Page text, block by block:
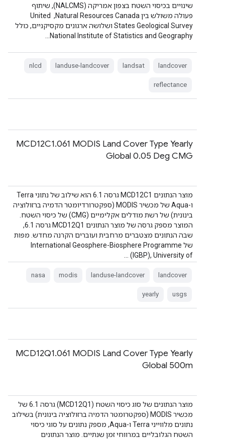
שינויים בכיסוי השטח בצפון אמריקה (NALCMS), שיתוף
פעולה משולש בין Natural Resources Canada, ‏ United
States Geological Survey ושלושה ארגונים מקסיקניים, כולל
National Institute of Statistics and Geography…
landcover
landsat
landuse-landcover
nlcd
reflectance
‫MCD12C1.061 MODIS Land Cover Type Yearly
Global 0.05 Deg CMG
מוצר הנתונים MCD12C1 גרסה 6.1 הוא שילוב של נתוני Terra
ו-Aqua של מכשיר MODIS (ספקטרורדיומטר הדמיה ברזולוציה
בינונית) של רשת מודלים אקלימיים (CMG) של כיסוי השטח.
המוצר מספק גרסה של מוצר הנתונים MCD12Q1 גרסה 6.1,
שבה הנתונים מצטברים מרחבית ועוברים הקרנה מחדש. מפות
של International Geosphere-Biosphere Programme
(IGBP), University of …
landcover
landuse-landcover
modis
nasa
usgs
yearly
‫MCD12Q1.061 MODIS Land Cover Type Yearly
Global 500m
מוצר הנתונים של סוג כיסוי השטח (MCD12Q1) גרסה 6.1 של
מכשיר MODIS (ספקטרומטר הדמיה ברזולוציה בינונית) בשילוב
נתונים מלווייני Terra ו-Aqua, מספק נתונים על סוגי כיסוי
השטח הגלובליים במרווחי זמן שנתיים. מוצר הנתונים